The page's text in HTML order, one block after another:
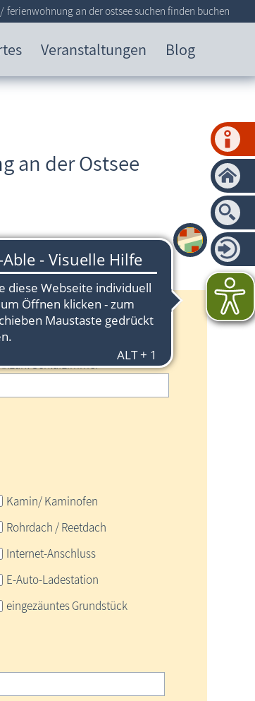
Veranstaltungen Blog
ferienwohnung an der ostsee suchen finden buchen
an der Ostsee
Personen
Schlafzimmer
Kamin/ Kaminofen
Rohrdach / Reetdach
Internet-Anschluss
E-Auto-Ladestation
eingezäuntes Grundstück